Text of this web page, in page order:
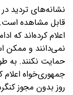
نشانه‌های تردید
قابل مشاهده است.
اعلام کرده‌اند که
نمی‌دانند و ممکن
حمایت نکنند. به
روز بدون مجوز